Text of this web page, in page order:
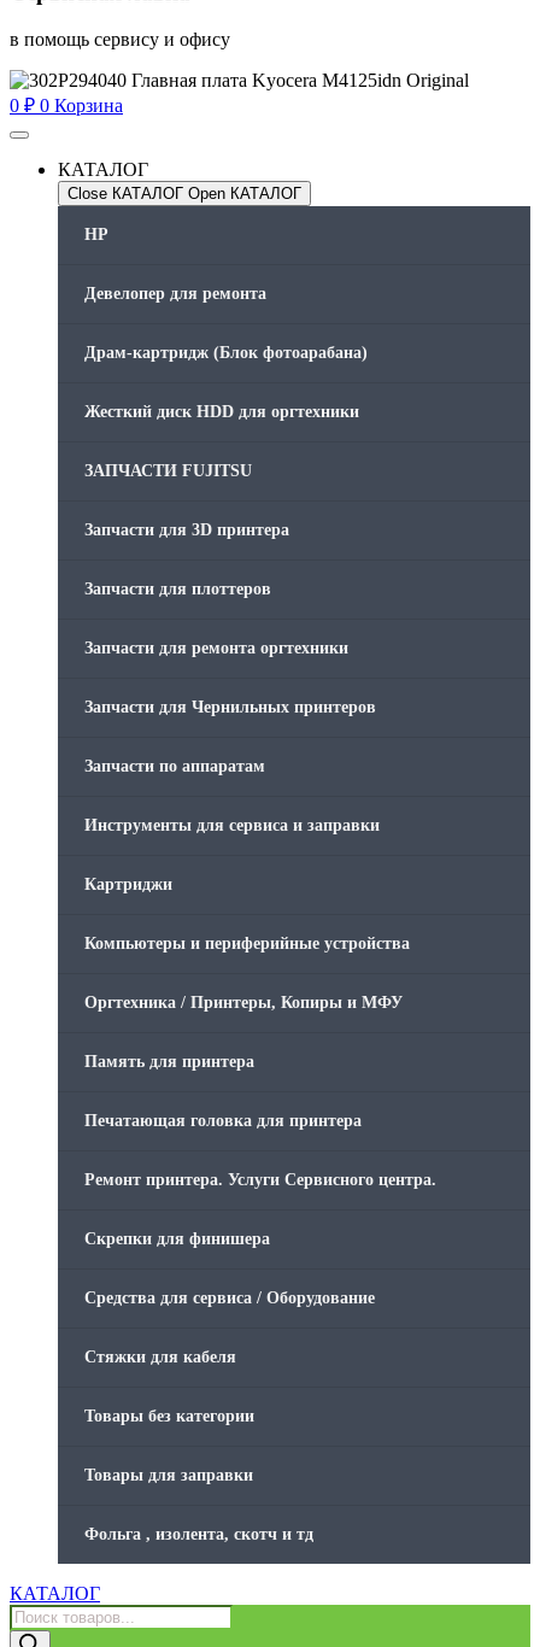
в помощь сервису и офису
0 ₽ 0 Корзина
КАТАЛОГ
Close КАТАЛОГ Open КАТАЛОГ
HP
Девелопер для ремонта
Драм-картридж (Блок фотоарабана)
Жесткий диск HDD для оргтехники
ЗАПЧАСТИ FUJITSU
Запчасти для 3D принтера
Запчасти для плоттеров
Запчасти для ремонта оргтехники
Запчасти для Чернильных принтеров
Запчасти по аппаратам
Инструменты для сервиса и заправки
Картриджи
Компьютеры и периферийные устройства
Оргтехника / Принтеры, Копиры и МФУ
Память для принтера
Печатающая головка для принтера
Ремонт принтера. Услуги Сервисного центра.
Скрепки для финишера
Средства для сервиса / Оборудование
Стяжки для кабеля
Товары без категории
Товары для заправки
Фольга , изолента, скотч и тд
КАТАЛОГ
Поиск
товаров